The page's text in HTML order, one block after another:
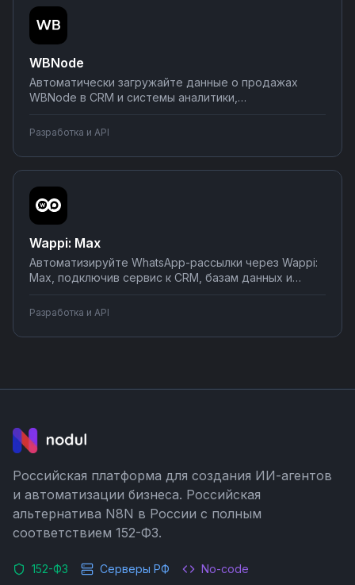
WBNode
Автоматически загружайте данные о продажах
WBNode в CRM и системы аналитики,
программами, отправляйте уведомления о заказах
в мессенджеры. Настраивайте интеграции с
Wildberries API через Nodul без технических знаний.
Разработка и API
Wappi: Max
Автоматизируйте WhatsApp-рассылки через Wappi:
Max, подключив сервис к CRM, базам данных и
персонализированные сообщения клиентам,
синхронизируйте контакты и статусы доставки.
Настройте интеграции на Nodul за несколько минут
Разработка и API
Российская платформа для создания ИИ-агентов
и автоматизации бизнеса. Российская
альтернатива N8N в России с полным
соответствием 152-ФЗ.
152-ФЗ Серверы РФ No-code